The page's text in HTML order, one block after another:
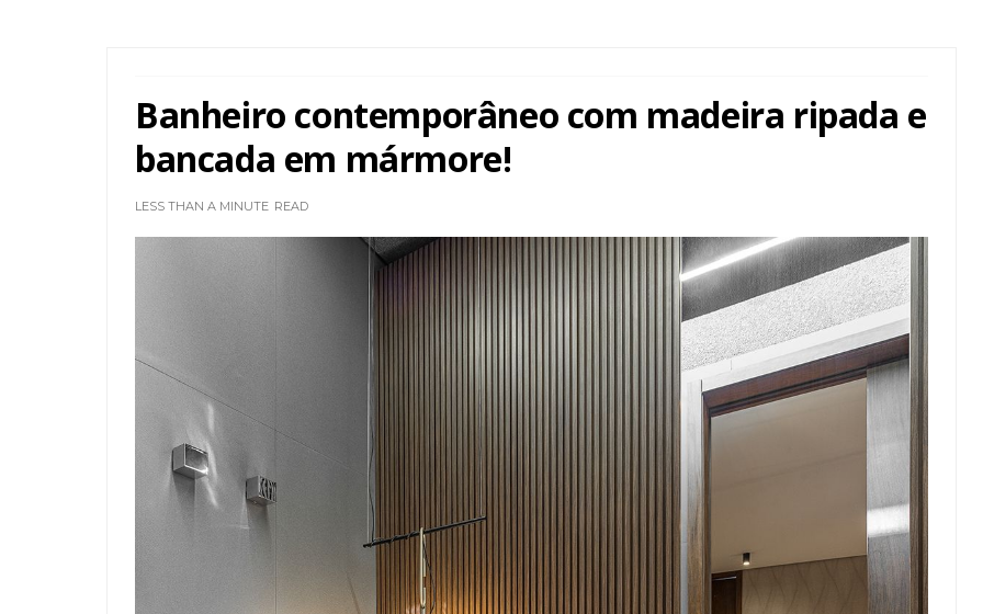
Banheiro contemporâneo com madeira ripada e
bancada em mármore!
LESS THAN A MINUTE READ